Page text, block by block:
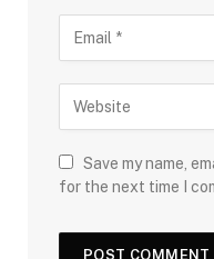
Save my name,
for the next time I